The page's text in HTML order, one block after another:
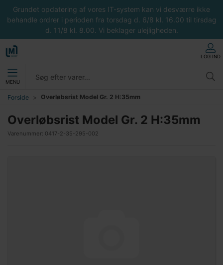
Grundet opdatering af vores IT-system kan vi desværre ikke
behandle ordrer i perioden fra torsdag d. 6/8 kl. 16.00 til tirsdag
d. 11/8 kl. 8.00. Vi beklager ulejligheden.
LOG IND
MENU
Forside Overløbsrist Model Gr. 2 H:35mm
Overløbsrist Model Gr. 2 H:35mm
Varenummer: 0417-2-35-295-002